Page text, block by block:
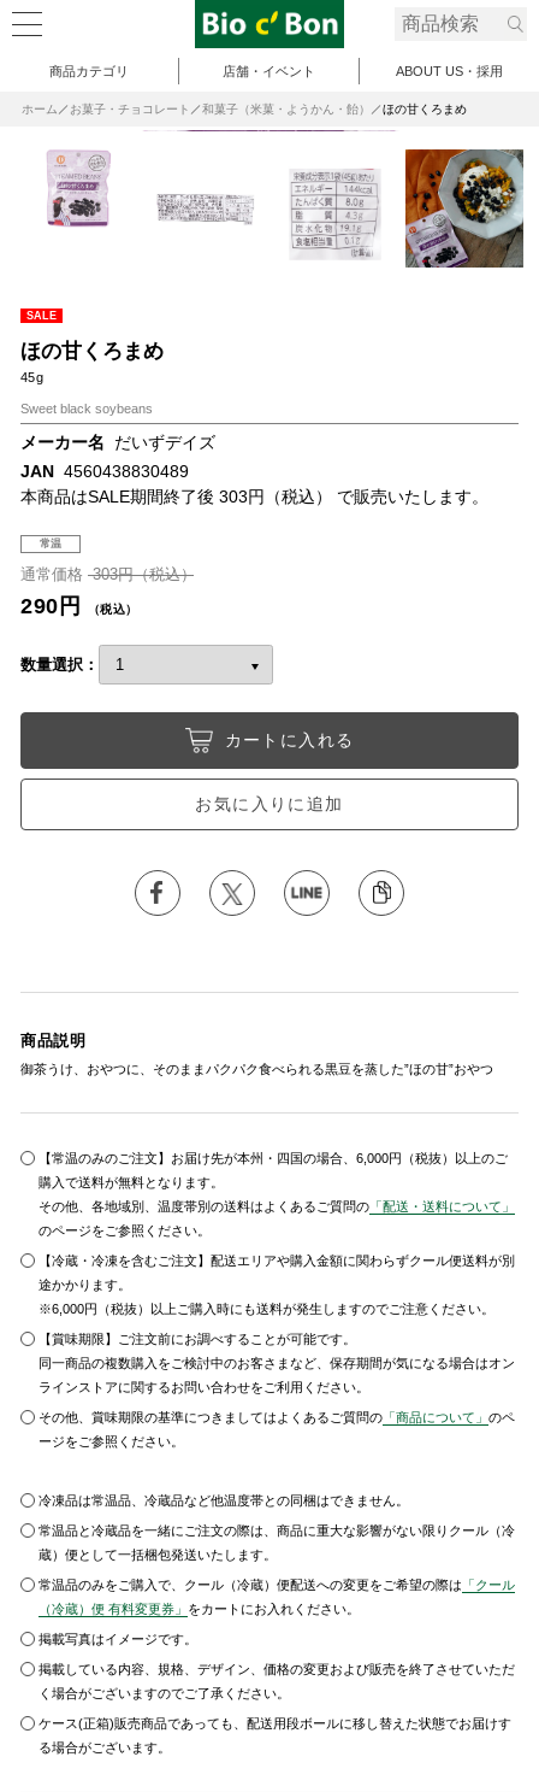
商品カテゴリ 店舗・イベント ABOUT US・採用
ホーム お菓子・チョコレート 和菓子（米菓・ようかん・飴） ほの甘くろまめ
SALE
ほの甘くろまめ
45g
Sweet black soybeans
メーカー名
だいずデイズ
JAN 4560438830489
本商品はSALE期間終了後 303円（税込） で販売いたします。
常温
通常価格 303円（税込）
290円 （税込）
数量選択：
カートに入れる
お気に入りに追加
商品説明
御茶うけ、おやつに、そのままパクパク食べられる黒豆を蒸した”ほの甘”おやつ
【常温のみのご注文】お届け先が本州・四国の場合、6,000円（税抜）以上のご
購入で送料が無料となります。
その他、各地域別、温度帯別の送料はよくあるご質問の 「配送・送料について」
のページをご参照ください。
【冷蔵・冷凍を含むご注文】配送エリアや購入金額に関わらずクール便送料が別
途かかります。
※6,000円（税抜）以上ご購入時にも送料が発生しますのでご注意ください。
【賞味期限】ご注文前にお調べすることが可能です。
同一商品の複数購入をご検討中のお客さまなど、保存期間が気になる場合はオン
ラインストアに関するお問い合わせをご利用ください。
その他、賞味期限の基準につきましてはよくあるご質問の 「商品について」のペ
ージをご参照ください。
冷凍品は常温品、冷蔵品など他温度帯との同梱はできません。
常温品と冷蔵品を一緒にご注文の際は、商品に重大な影響がない限りクール（冷
蔵）便として一括梱包発送いたします。
常温品のみをご購入で、クール（冷蔵）便配送への変更をご希望の際は 「クール
（冷蔵）便 有料変更券」 をカートにお入れください。
掲載写真はイメージです。
掲載している内容、規格、デザイン、価格の変更および販売を終了させていただ
く場合がございますのでご了承ください。
ケース(正箱)販売商品であっても、配送用段ボールに移し替えた状態でお届けす
る場合がございます。